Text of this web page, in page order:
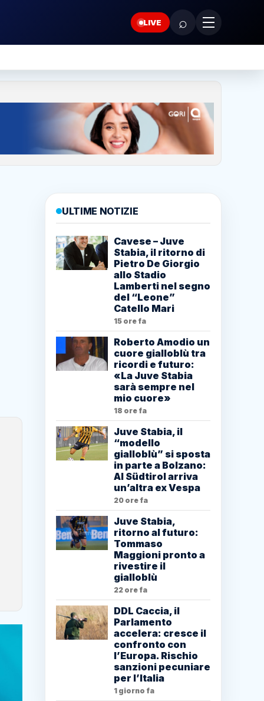
LIVE ⌕
ULTIME NOTIZIE
Cavese – Juve
Stabia, il ritorno di
Pietro De Giorgio
allo Stadio
Lamberti nel segno
del “Leone”
Catello Mari
15 ore fa
Roberto Amodio un
cuore gialloblù tra
ricordi e futuro:
«La Juve Stabia
sarà sempre nel
mio cuore»
18 ore fa
Juve Stabia, il
“modello
gialloblù” si sposta
in parte a Bolzano:
Al Südtirol arriva
un’altra ex Vespa
20 ore fa
Juve Stabia,
ritorno al futuro:
Tommaso
Maggioni pronto a
rivestire il
gialloblù
22 ore fa
DDL Caccia, il
Parlamento
accelera: cresce il
confronto con
l’Europa. Rischio
sanzioni pecuniare
per l’Italia
1 giorno fa